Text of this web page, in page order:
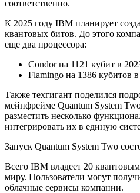
соответственно.
К 2025 году IBM планирует
квантовых битов. До этого
еще два процессора:
Condor на 1121 кубит в
Flamingo на 1386 кубитов в
Также техгигант поделился
мейнфрейме Quantum System
разместить несколько
интегрировать их в единую
Запуск Quantum System Two
Всего IBM владеет 20
миру. Пользователи могут
облачные сервисы компании.